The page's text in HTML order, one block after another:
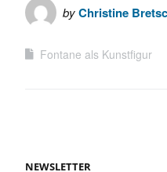
byChristine
Fontane als Kunstfigur
NEWSLETTER